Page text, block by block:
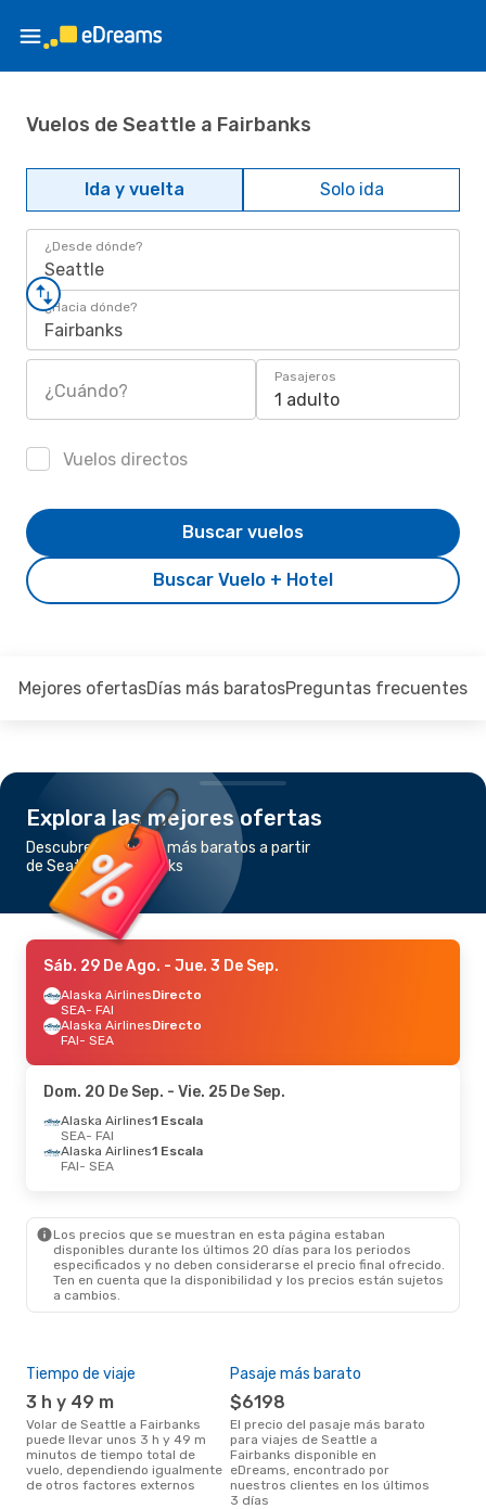
Vuelos de Seattle a Fairbanks
Ida y vuelta Solo ida
¿Desde dónde?
Seattle
¿Hacia dónde?
Fairbanks
¿Cuándo?
Pasajeros
1 adulto
Vuelos directos
Buscar Vuelo + Hotel
Buscar vuelos
Mejores ofertasDías más baratosPreguntas frecuentes
Explora las mejores ofertas
Descubre los vuelos más baratos a partir
de Seattle a Fairbanks
Sáb. 29 De Ago. - Jue. 3 De Sep.
Alaska AirlinesDirecto
SEA- FAI
Alaska AirlinesDirecto
FAI- SEA
Dom. 20 De Sep. - Vie. 25 De Sep.
Alaska Airlines1 Escala
SEA- FAI
Alaska Airlines1 Escala
FAI- SEA
Los precios que se muestran en esta página estaban
disponibles durante los últimos 20 días para los periodos
especificados y no deben considerarse el precio final ofrecido.
Ten en cuenta que la disponibilidad y los precios están sujetos
a cambios.
Tiempo de viaje
3 h y 49 m
Volar de Seattle a Fairbanks
puede llevar unos 3 h y 49 m
minutos de tiempo total de
vuelo, dependiendo igualmente
de otros factores externos
Pasaje más barato
$6198
El precio del pasaje más barato
para viajes de Seattle a
Fairbanks disponible en
eDreams, encontrado por
nuestros clientes en los últimos
3 días